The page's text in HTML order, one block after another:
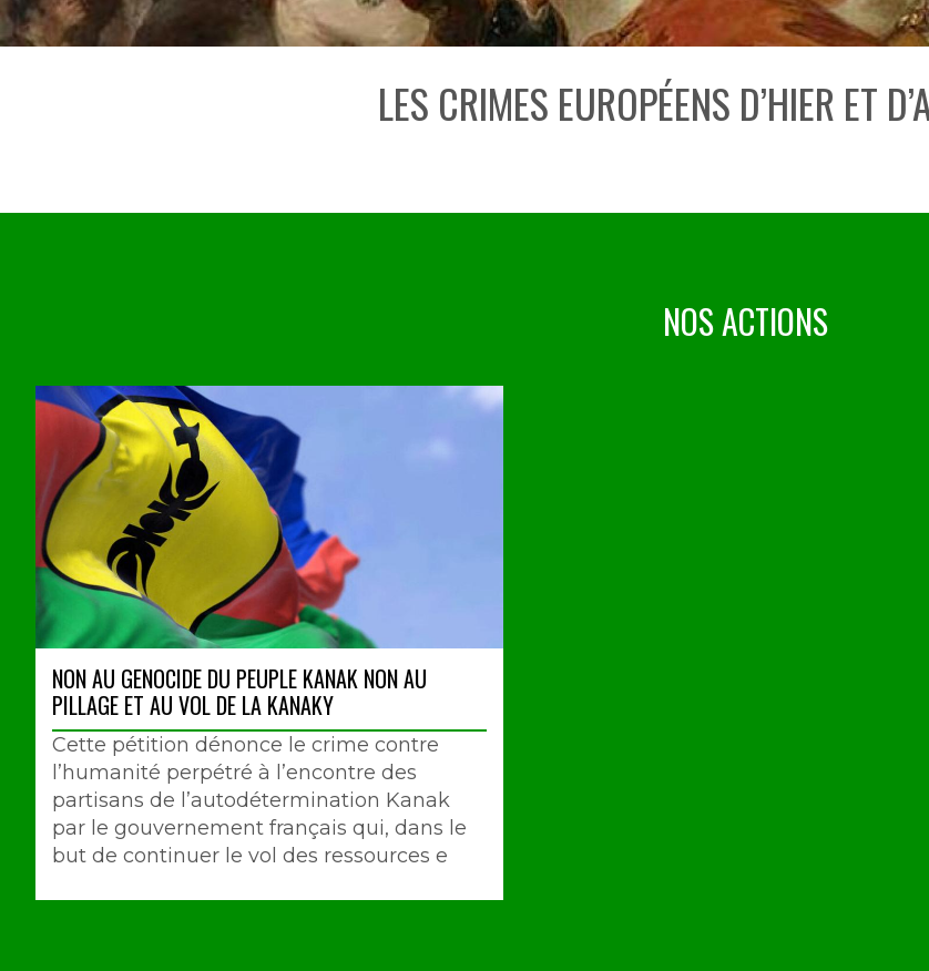
LES CRIMES EUROPÉENS D’HIER ET
NOS ACTIONS
NON AU GENOCIDE DU PEUPLE KANAK NON AU
PILLAGE ET AU VOL DE LA KANAKY
Cette pétition dénonce le crime contre
l’humanité perpétré à l’encontre des
partisans de l’autodétermination Kanak
par le gouvernement français qui, dans le
but de continuer le vol des ressources e